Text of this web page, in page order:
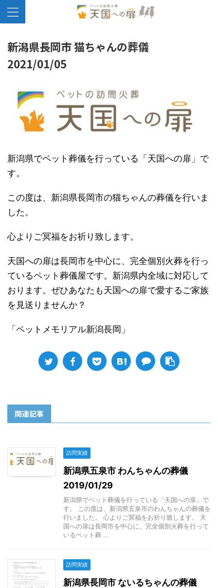
新潟県長岡市 猫ちゃんの葬儀
2021/01/05
新潟県でペット葬儀を行っている「天国への扉」で
す。
この度は、新潟県長岡市の猫ちゃんの葬儀を行いま
した。
心よりご冥福をお祈り致します。
天国への扉は長岡市を中心に、完全個別火葬を行っ
ているペット葬儀屋です。新潟県内全域に対応して
おります。ぜひあなたも天国への扉で愛するご家族
を見送りませんか？
「ペットメモリアル新潟長岡」
関連記事
訪問実績
新潟県五泉市 わんちゃんの葬儀
2019/01/29
新潟県でペット葬儀を行っている「天国への扉」で
す。 この度は、新潟県五泉市のわんちゃんの葬儀を
行いました。 心よりご冥福をお祈り致します。 天
国への扉は長岡市を中心に、完全個別火葬を行って
いるペット葬 ...
訪問実績
新潟県長岡市 ないるちゃんの葬儀